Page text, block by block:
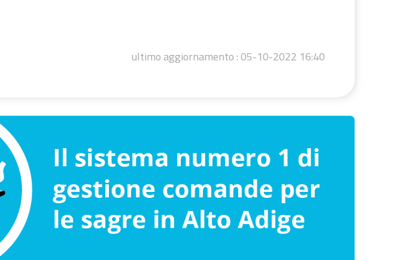
ultimo aggiornamento :05-10-2022 16:40